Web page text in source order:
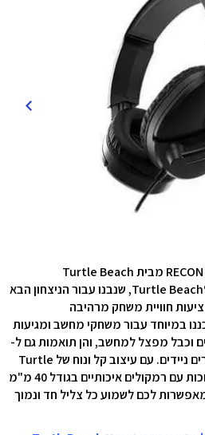
האוזניות הגיימינג Turtle Beach® Recon 70, שנבנו עבור הניצחון הבא
חוויית משחק מרהיבה
במיוחד עבור משחקי מחשב ומגיעות
ארוך של 2 מטרים וכבל מפצל למחשב, והן תואמות גם ל-
PlayStation®, Xbox ולמכשירים ניידים. עם עיצוב קל ונוח של Turtle
Beach, תוכלו לשחק שעות ארוכות עם רמקולים איכותיים בגודל 40 מ"מ
לכם לשמוע כל צליל חד ונמוך